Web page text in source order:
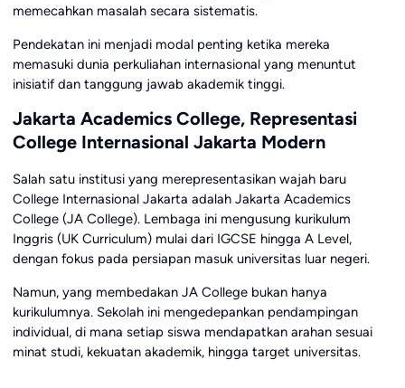
memecahkan masalah secara sistematis.
Pendekatan ini menjadi modal penting ketika mereka
memasuki dunia perkuliahan internasional yang menuntut
inisiatif dan tanggung jawab akademik tinggi.
Jakarta Academics College, Representasi
College Internasional Jakarta Modern
Salah satu institusi yang merepresentasikan wajah baru
College Internasional Jakarta adalah Jakarta Academics
College (JA College). Lembaga ini mengusung kurikulum
Inggris (UK Curriculum) mulai dari IGCSE hingga A Level,
dengan fokus pada persiapan masuk universitas luar negeri.
Namun, yang membedakan JA College bukan hanya
kurikulumnya. Sekolah ini mengedepankan pendampingan
individual, di mana setiap siswa mendapatkan arahan sesuai
minat studi, kekuatan akademik, hingga target universitas.